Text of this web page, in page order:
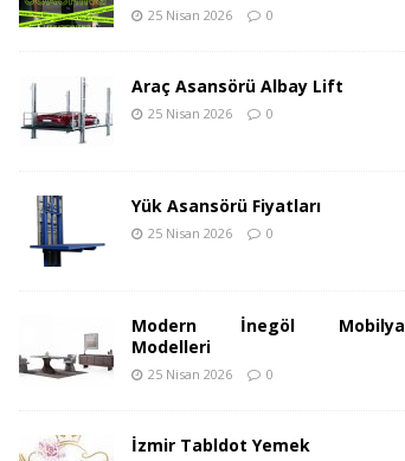
25 Nisan 2026 0
Araç Asansörü Albay Lift
25 Nisan 2026 0
Yük Asansörü Fiyatları
25 Nisan 2026 0
Modern İnegöl Mobilya
Modelleri
25 Nisan 2026 0
İzmir Tabldot Yemek